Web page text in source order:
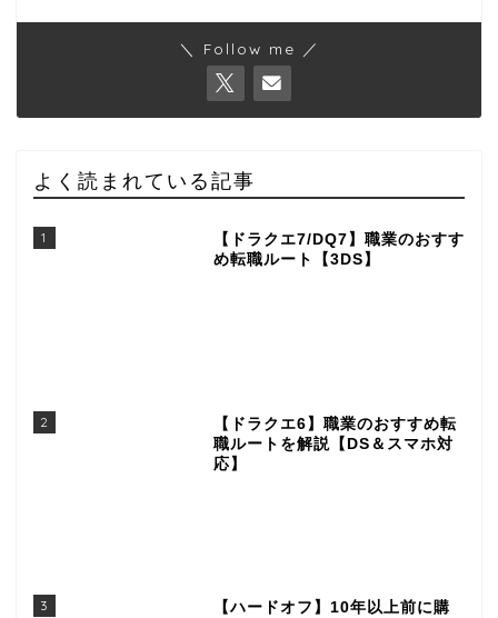
＼ Follow me ／
よく読まれている記事
1
【ドラクエ7/DQ7】職業のおすす
め転職ルート【3DS】
2
【ドラクエ6】職業のおすすめ転
職ルートを解説【DS＆スマホ対
応】
3
【ハードオフ】10年以上前に購